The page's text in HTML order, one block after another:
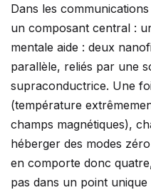
Dans les
un composant central :
mentale aide : deux
parallèle, reliés par une
supraconductrice. Une
(température
champs magnétiques),
héberger des modes
en comporte donc
pas dans un point